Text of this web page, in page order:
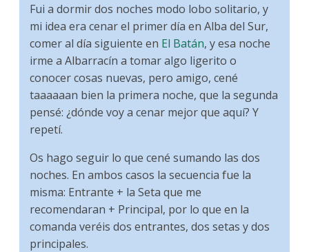
Fui a dormir dos noches modo lobo solitario, y
mi idea era cenar el primer día en Alba del Sur,
comer al día siguiente en El Batán, y esa noche
irme a Albarracín a tomar algo ligerito o
conocer cosas nuevas, pero amigo, cené
taaaaaan bien la primera noche, que la segunda
pensé: ¿dónde voy a cenar mejor que aquí? Y
repetí.
Os hago seguir lo que cené sumando las dos
noches. En ambos casos la secuencia fue la
misma: Entrante + la Seta que me
recomendaran + Principal, por lo que en la
comanda veréis dos entrantes, dos setas y dos
principales.